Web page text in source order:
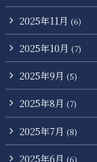
2025年11月 (6)
2025年10月 (7)
2025年9月 (5)
2025年8月 (7)
2025年7月 (8)
2025年6月 (6)